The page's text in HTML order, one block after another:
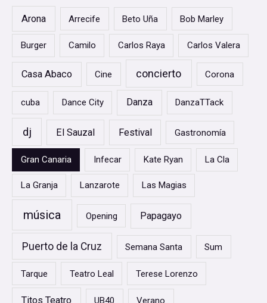
a
r
Arona Arrecife Beto Uña Bob Marley
Burger Camilo Carlos Raya Carlos Valera
Casa Abaco Cine concierto Corona
cuba Dance City Danza DanzaTTack
dj El Sauzal Festival Gastronomía
Gran Canaria Infecar Kate Ryan La Cla
La Granja Lanzarote Las Magias
música Opening Papagayo
Puerto de la Cruz Semana Santa Sum
Tarque Teatro Leal Terese Lorenzo
Titos Teatro UB40 Verano